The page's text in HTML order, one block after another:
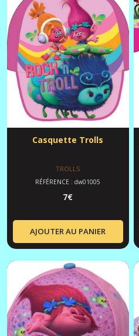
Casquette Trolls
TROLLS
RÉFÉRENCE : dw01005
7€
AJOUTER AU PANIER